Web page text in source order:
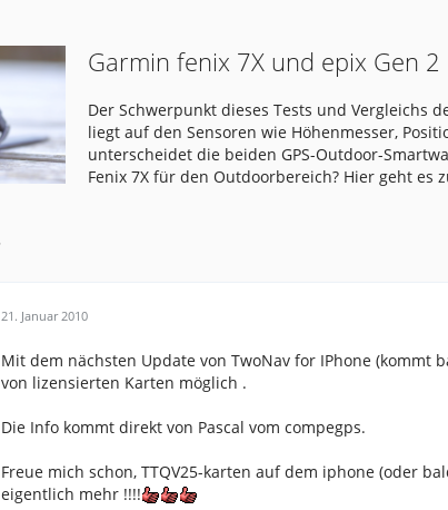
Garmin fenix 7X und epix Gen 2
Der Schwerpunkt dieses Tests und Vergleichs
liegt auf den Sensoren wie Höhenmesser,
unterscheidet die beiden GPS-Outdoor-
Fenix 7X für den Outdoorbereich? Hier geht es
21. Januar 2010
Mit dem nächsten Update von TwoNav for IPhone (kommt
von lizensierten Karten möglich .
Die Info kommt direkt von Pascal vom compegps.
Freue mich schon, TTQV25-karten auf dem iphone (oder
eigentlich mehr !!!!